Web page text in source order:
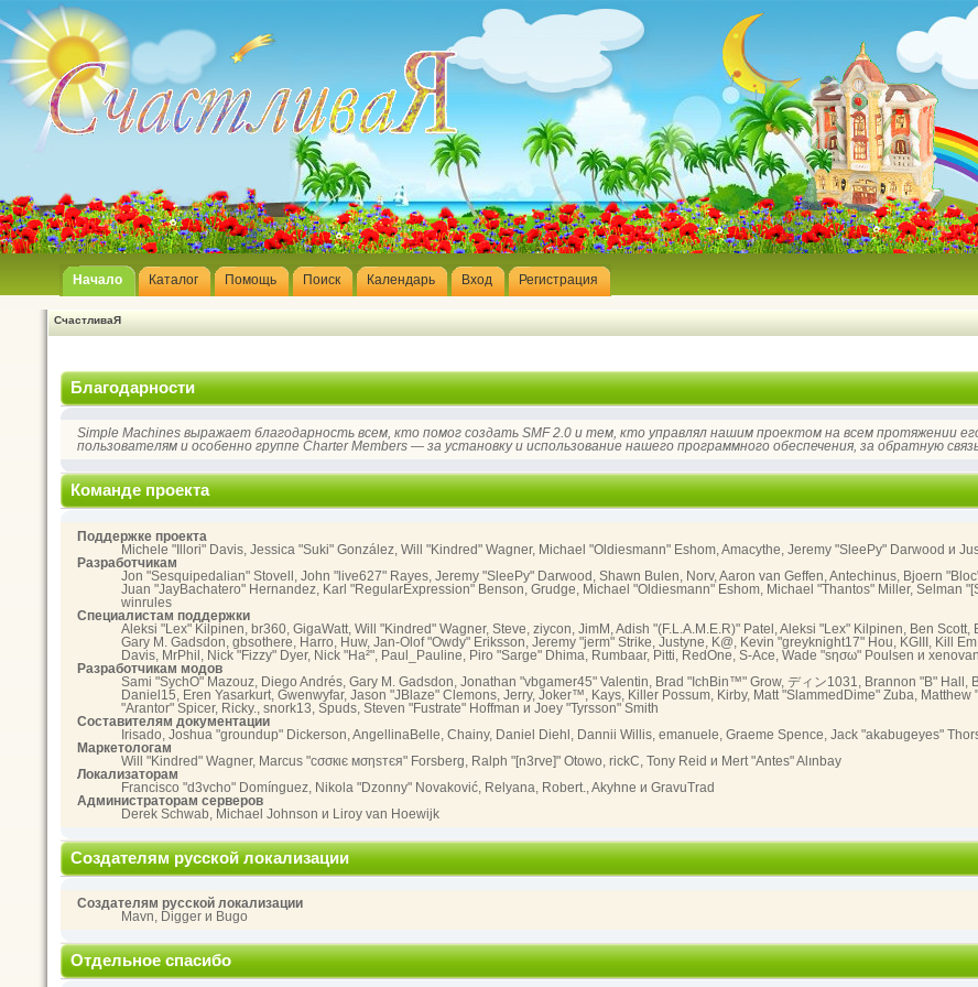
Начало Каталог Помощь Поиск Календарь Вход Регистрация
СчастливаЯ
Благодарности
Simple Machines выражает благодарность всем, кто помог создать SMF 2.0 и тем, кто управлял нашим проектом на всем протяжении
пользователям и особенно группе Charter Members — за установку и использование нашего программного обеспечения, за обратную
Команде проекта
Поддержке проекта
Michele "Illori" Davis, Jessica "Suki" González, Will "Kindred" Wagner, Michael "Oldiesmann" Eshom, Amacythe, Jeremy "SleePy" Darwood и
Разработчикам
Jon "Sesquipedalian" Stovell, John "live627" Rayes, Jeremy "SleePy" Darwood, Shawn Bulen, Norv, Aaron van Geffen, Antechinus, Bjoern
Juan "JayBachatero" Hernandez, Karl "RegularExpression" Benson, Grudge, Michael "Oldiesmann" Eshom, Michael "Thantos" Miller, Selman
winrules
Специалистам поддержки
Aleksi "Lex" Kilpinen, br360, GigaWatt, Will "Kindred" Wagner, Steve, ziycon, JimM, Adish "(F.L.A.M.E.R)" Patel, Aleksi "Lex" Kilpinen, Ben
Gary M. Gadsdon, gbsothere, Harro, Huw, Jan-Olof "Owdy" Eriksson, Jeremy "jerm" Strike, Justyne, K@, Kevin "greyknight17" Hou, KGIII, Kill
Davis, MrPhil, Nick "Fizzy" Dyer, Nick "Ha²", Paul_Pauline, Piro "Sarge" Dhima, Rumbaar, Pitti, RedOne, S-Ace, Wade "sησω" Poulsen и
Разработчикам модов
Sami "SychO" Mazouz, Diego Andrés, Gary M. Gadsdon, Jonathan "vbgamer45" Valentin, Brad "IchBin™" Grow, ディン1031, Brannon "B"
Daniel15, Eren Yasarkurt, Gwenwyfar, Jason "JBlaze" Clemons, Jerry, Joker™, Kays, Killer Possum, Kirby, Matt "SlammedDime" Zuba,
"Arantor" Spicer, Ricky., snork13, Spuds, Steven "Fustrate" Hoffman и Joey "Tyrsson" Smith
Составителям документации
Irisado, Joshua "groundup" Dickerson, AngellinaBelle, Chainy, Daniel Diehl, Dannii Willis, emanuele, Graeme Spence, Jack "akabugeyes"
Маркетологам
Will "Kindred" Wagner, Marcus "cσσкιє мσηѕтєя" Forsberg, Ralph "[n3rve]" Otowo, rickC, Tony Reid и Mert "Antes" Alınbay
Локализаторам
Francisco "d3vcho" Domínguez, Nikola "Dzonny" Novaković, Relyana, Robert., Akyhne и GravuTrad
Администраторам серверов
Derek Schwab, Michael Johnson и Liroy van Hoewijk
Создателям русской локализации
Создателям русской локализации
Mavn, Digger и Bugo
Отдельное спасибо